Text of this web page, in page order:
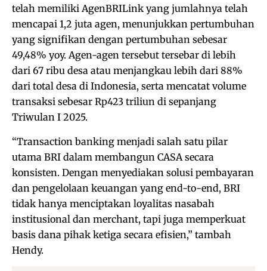
telah memiliki AgenBRILink yang jumlahnya telah
mencapai 1,2 juta agen, menunjukkan pertumbuhan
yang signifikan dengan pertumbuhan sebesar
49,48% yoy. Agen-agen tersebut tersebar di lebih
dari 67 ribu desa atau menjangkau lebih dari 88%
dari total desa di Indonesia, serta mencatat volume
transaksi sebesar Rp423 triliun di sepanjang
Triwulan I 2025.
“Transaction banking menjadi salah satu pilar
utama BRI dalam membangun CASA secara
konsisten. Dengan menyediakan solusi pembayaran
dan pengelolaan keuangan yang end-to-end, BRI
tidak hanya menciptakan loyalitas nasabah
institusional dan merchant, tapi juga memperkuat
basis dana pihak ketiga secara efisien,” tambah
Hendy.